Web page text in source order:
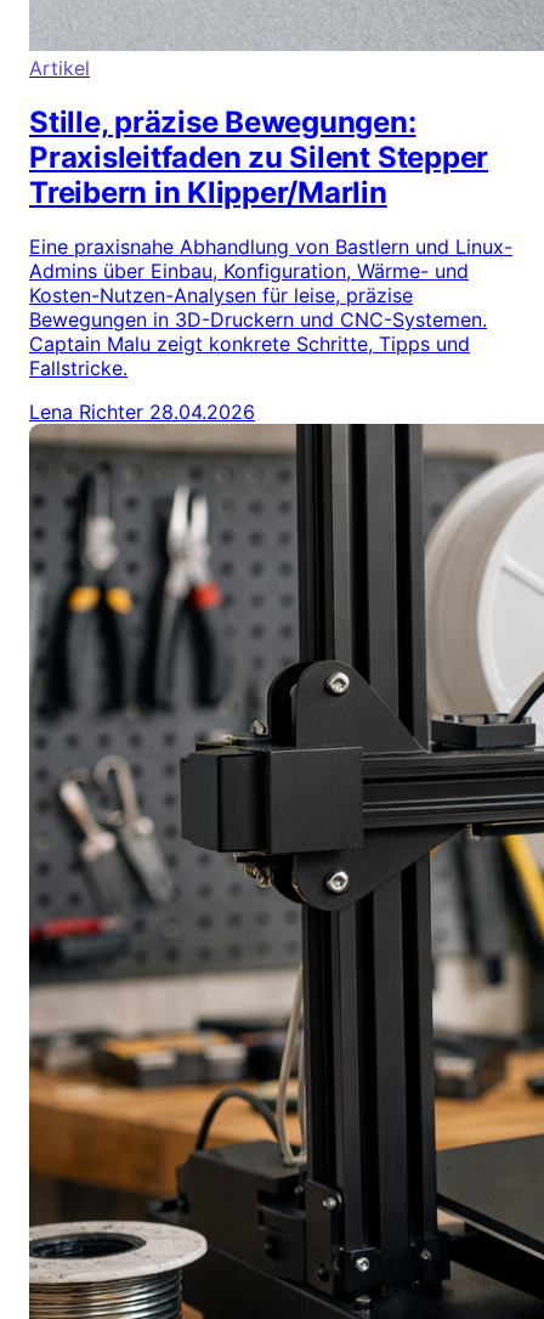
Artikel
Stille, präzise Bewegungen:
Praxisleitfaden zu Silent Stepper
Treibern in Klipper/Marlin
Eine praxisnahe Abhandlung von Bastlern und Linux-
Admins über Einbau, Konfiguration, Wärme- und
Kosten-Nutzen-Analysen für leise, präzise
Bewegungen in 3D-Druckern und CNC-Systemen.
Captain Malu zeigt konkrete Schritte, Tipps und
Fallstricke.
Lena Richter 28.04.2026